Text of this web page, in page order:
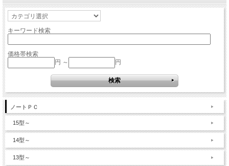
キーワード検索
価格帯検索
円 ～
円
ノートＰＣ
15型～
14型～
13型～